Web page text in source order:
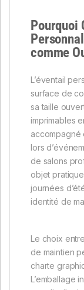
Pourquoi
comme
L’éventail
surface de
sa taille
imprimables
accompagné
lors
de salons
objet
journées
identité de
Le choix
de maintien
charte
L’emballage